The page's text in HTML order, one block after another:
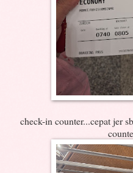
check-in counter...cepat jer